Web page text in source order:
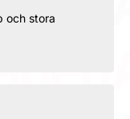
och stora